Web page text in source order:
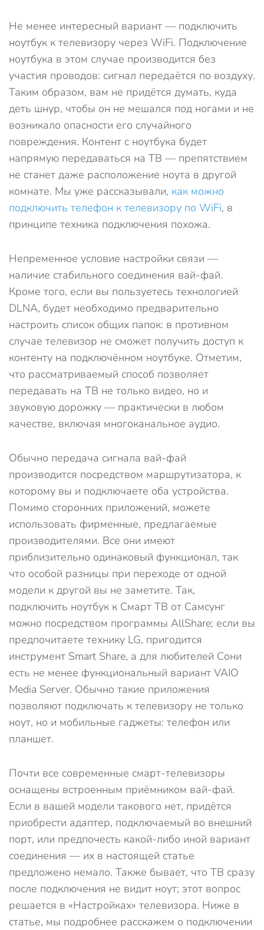
Не менее интересный вариант — подключить
ноутбук к телевизору через WiFi. Подключение
ноутбука в этом случае производится без
участия проводов: сигнал передаётся по воздуху.
Таким образом, вам не придётся думать, куда
деть шнур, чтобы он не мешался под ногами и не
возникало опасности его случайного
повреждения. Контент с ноутбука будет
напрямую передаваться на ТВ — препятствием
не станет даже расположение ноута в другой
комнате. Мы уже рассказывали, как можно
подключить телефон к телевизору по WiFi, в
принципе техника подключения похожа.
Непременное условие настройки связи —
наличие стабильного соединения вай-фай.
Кроме того, если вы пользуетесь технологией
DLNA, будет необходимо предварительно
настроить список общих папок: в противном
случае телевизор не сможет получить доступ к
контенту на подключённом ноутбуке. Отметим,
что рассматриваемый способ позволяет
передавать на ТВ не только видео, но и
звуковую дорожку — практически в любом
качестве, включая многоканальное аудио.
Обычно передача сигнала вай-фай
производится посредством маршрутизатора, к
которому вы и подключаете оба устройства.
Помимо сторонних приложений, можете
использовать фирменные, предлагаемые
производителями. Все они имеют
приблизительно одинаковый функционал, так
что особой разницы при переходе от одной
модели к другой вы не заметите. Так,
подключить ноутбук к Смарт ТВ от Самсунг
можно посредством программы AllShare; если вы
предпочитаете технику LG, пригодится
инструмент Smart Share, а для любителей Сони
есть не менее функциональный вариант VAIO
Media Server. Обычно такие приложения
позволяют подключать к телевизору не только
ноут, но и мобильные гаджеты: телефон или
планшет.
Почти все современные смарт-телевизоры
оснащены встроенным приёмником вай-фай.
Если в вашей модели такового нет, придётся
приобрести адаптер, подключаемый во внешний
порт, или предпочесть какой-либо иной вариант
соединения — их в настоящей статье
предложено немало. Также бывает, что ТВ сразу
после подключения не видит ноут; этот вопрос
решается в «Настройках» телевизора. Ниже в
статье, мы подробнее расскажем о подключении